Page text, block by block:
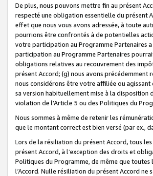
De plus, nous pouvons mettre fin au présent
respecté une obligation essentielle du présent
effet que nous vous avons adressée, à toute
pourrions être confrontés à de potentielles
votre participation au Programme Partenaires
participation au Programme Partenaires
obligations relatives au recouvrement des
présent Accord; (g) nous avons
nous considérons être votre affiliée ou agissant
sa version habituellement mise à la disposition
violation de l’Article 5 ou des Politiques du
Nous sommes à même de retenir les
que le montant correct est bien versé (par ex.,
Lors de la résiliation du présent Accord, tous
présent Accord, à l’exception des droits et
Politiques du Programme, de même que
l’Accord. Nulle résiliation du présent Accord